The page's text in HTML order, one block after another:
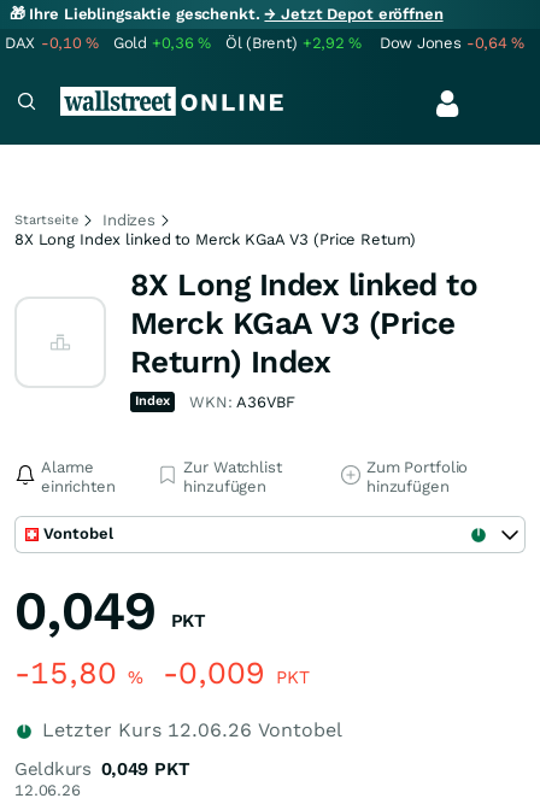
🎁 Ihre Lieblingsaktie geschenkt.→ Jetzt Depot eröffnen
DAX -0,10% Gold +0,36% Öl (Brent) +2,92% Dow Jones -0,64%
Startseite
Indizes
8X Long Index linked to Merck KGaA V3 (Price Return)
8X Long Index linked to
Merck KGaA V3 (Price
Return) Index
Index WKN:A36VBF
Alarme
einrichten
Zur Watchlist
hinzufügen
Zum Portfolio
hinzufügen
Vontobel
0,049 PKT
-15,80 % -0,009 PKT
Letzter Kurs 12.06.26 Vontobel
Geldkurs
12.06.26
0,049 PKT